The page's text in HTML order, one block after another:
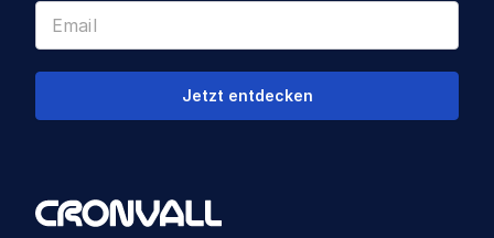
Jetzt entdecken